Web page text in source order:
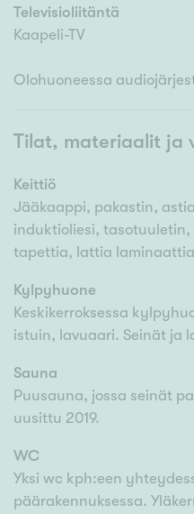
Televisioliitäntä
Kaapeli-TV
Olohuoneessa
Tilat, materiaalit ja
Keittiö
Jääkaappi, pakastin,
induktioliesi,
tapettia, lattia
Kylpyhuone
Keskikerroksessa
istuin, lavuaari. Seinät ja
Sauna
Puusauna, jossa seinät
uusittu 2019.
WC
Yksi wc kph:een
päärakennuksessa.